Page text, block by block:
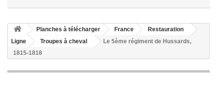
Planches à télécharger France
Restauration
Ligne
Troupes à cheval
Le 5ème régiment de Hussards,
1815-1818